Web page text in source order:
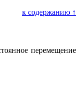
к содержанию ↑
перемещение